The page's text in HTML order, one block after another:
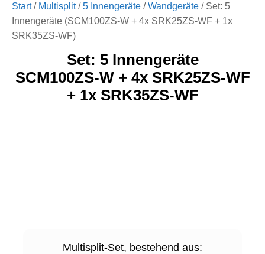
Start/ Multisplit/5 Innengeräte /Wandgeräte / Set: 5
Innengeräte (SCM100ZS-W + 4x SRK25ZS-WF + 1x
SRK35ZS-WF)
Set: 5 Innengeräte
SCM100ZS-W + 4x SRK25ZS-WF
+ 1x SRK35ZS-WF
Multisplit-Set, bestehend aus: